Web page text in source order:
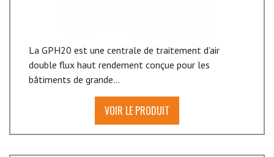
La GPH20 est une centrale de traitement d’air
double flux haut rendement conçue pour les
bâtiments de grande...
VOIR LE PRODUIT